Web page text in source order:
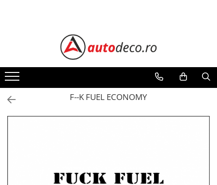
ALFA ROMEO
BMW
CHEVROLET
F--K FUEL ECONOMY